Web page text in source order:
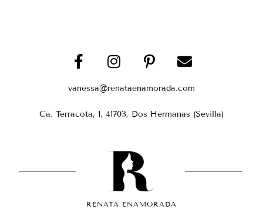
vanessa@renataenamorada.com
Ca. Terracota, 1, 41703, Dos Hermanas (Sevilla)
RENATA ENAMORADA